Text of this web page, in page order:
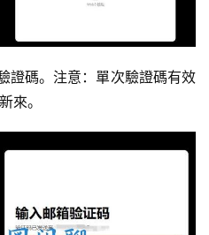
證碼。注意：單次驗證碼有效
來。